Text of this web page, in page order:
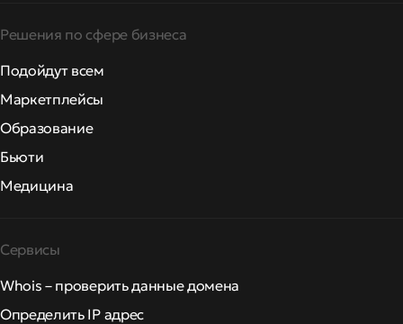
Решения по сфере бизнеса
Подойдут всем
Маркетплейсы
Образование
Бьюти
Медицина
Сервисы
Whois – проверить данные домена
Определить IP адрес